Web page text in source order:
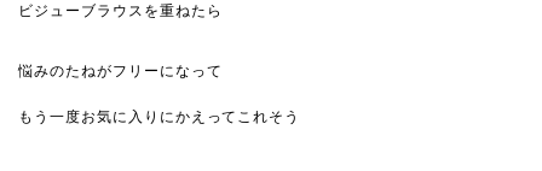
ビジューブラウスを重ねたら
悩みのたねがフリーになって
もう一度お気に入りにかえってこれそう